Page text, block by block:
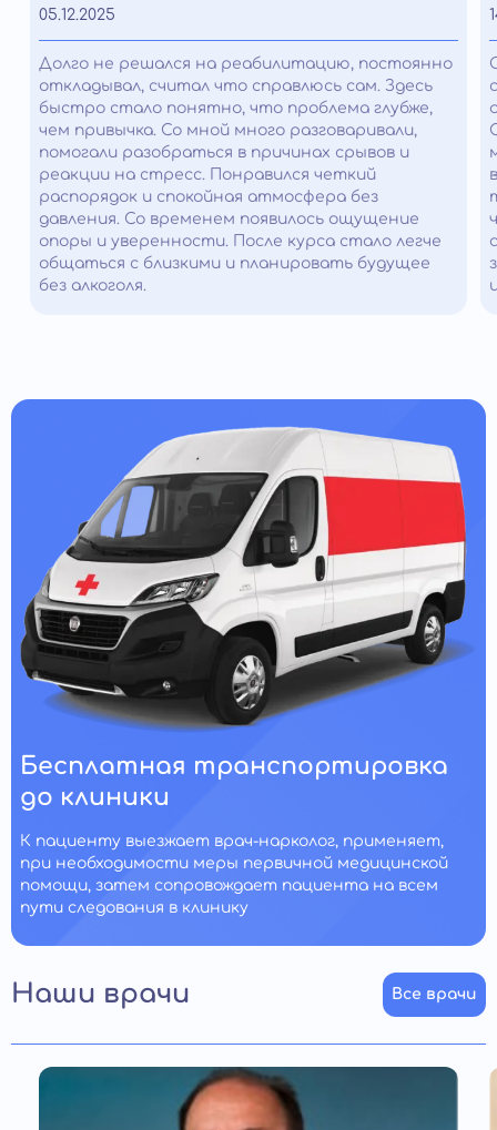
05.12.2025
Долго не решался на реабилитацию, постоянно
откладывал, считал что справлюсь сам. Здесь
быстро стало понятно, что проблема глубже,
чем привычка. Со мной много разговаривали,
помогали разобраться в причинах срывов и
реакции на стресс. Понравился четкий
распорядок и спокойная атмосфера без
давления. Со временем появилось ощущение
опоры и уверенности. После курса стало легче
общаться с близкими и планировать будущее
без алкоголя.
Бесплатная транспортировка
до клиники
К пациенту выезжает врач-нарколог, применяет,
при необходимости меры первичной медицинской
помощи, затем сопровождает пациента на всем
пути следования в клинику
Наши врачи Все врачи